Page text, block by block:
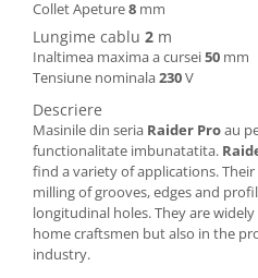
Uscatoare de rufe
Masini de spalat vase
Masini de spalat vase
Masini de spalat vase
independente
Motoburghiu/Foreza pamant
Pachete Incorporabile
Pirostrii & Arzatoare
Plasa umbrire
Collet Apeture8 mm
Lungime cablu 2 m
Inaltimea maxima a cursei50 mm
Tensiune nominala230V
Descriere
Masinile din seria Raider Proau
functionalitate imbunatatita.
find a variety of applications.
milling of grooves, edges and
longitudinal holes. They are
home craftsmen but also in the
industry.